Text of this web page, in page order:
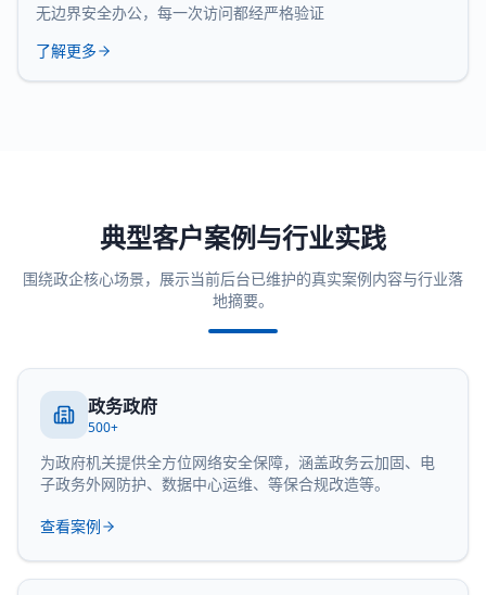
无边界安全办公，每一次访问都经严格验证
了解更多
典型客户案例与行业实践
围绕政企核心场景，展示当前后台已维护的真实案例内容与行业落
地摘要。
政务政府
500+
为政府机关提供全方位网络安全保障，涵盖政务云加固、电
子政务外网防护、数据中心运维、等保合规改造等。
查看案例